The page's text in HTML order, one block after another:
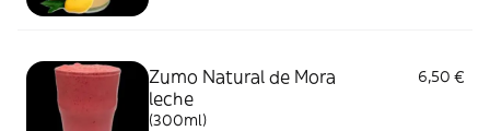
Zumo Natural de Mora
leche
6,50 €
(300ml)